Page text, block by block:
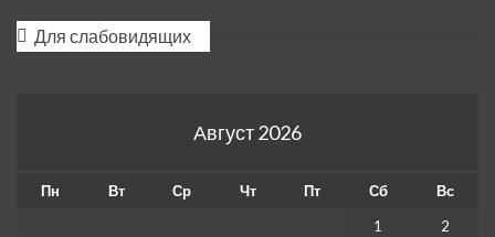
Для слабовидящих
Август 2026
Пн Вт Ср Чт Пт Сб
Вс
1
2